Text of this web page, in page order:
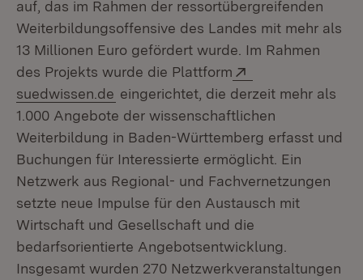
auf, das im Rahmen der ressortübergreifenden
Weiterbildungsoffensive des Landes mit mehr als
13 Millionen Euro gefördert wurde. Im Rahmen
des Projekts wurde die Plattform
suedwissen.de (Öffnet in neuem Fenster)
eingerichtet, die derzeit mehr als
1.000 Angebote der wissenschaftlichen
Weiterbildung in Baden-Württemberg erfasst und
Buchungen für Interessierte ermöglicht. Ein
Netzwerk aus Regional- und Fachvernetzungen
setzte neue Impulse für den Austausch mit
Wirtschaft und Gesellschaft und die
bedarfsorientierte Angebotsentwicklung.
Insgesamt wurden 270 Netzwerkveranstaltungen